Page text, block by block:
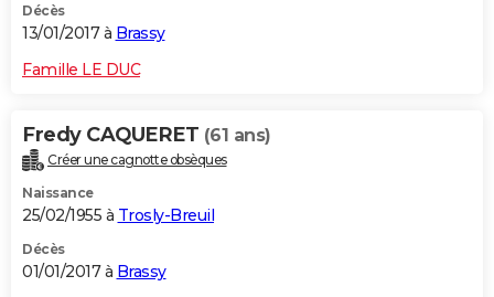
Décès
13/01/2017 à Brassy
Famille LE DUC
Fredy CAQUERET (61 ans)
Créer une cagnotte obsèques
Naissance
25/02/1955 à Trosly-Breuil
Décès
01/01/2017 à Brassy